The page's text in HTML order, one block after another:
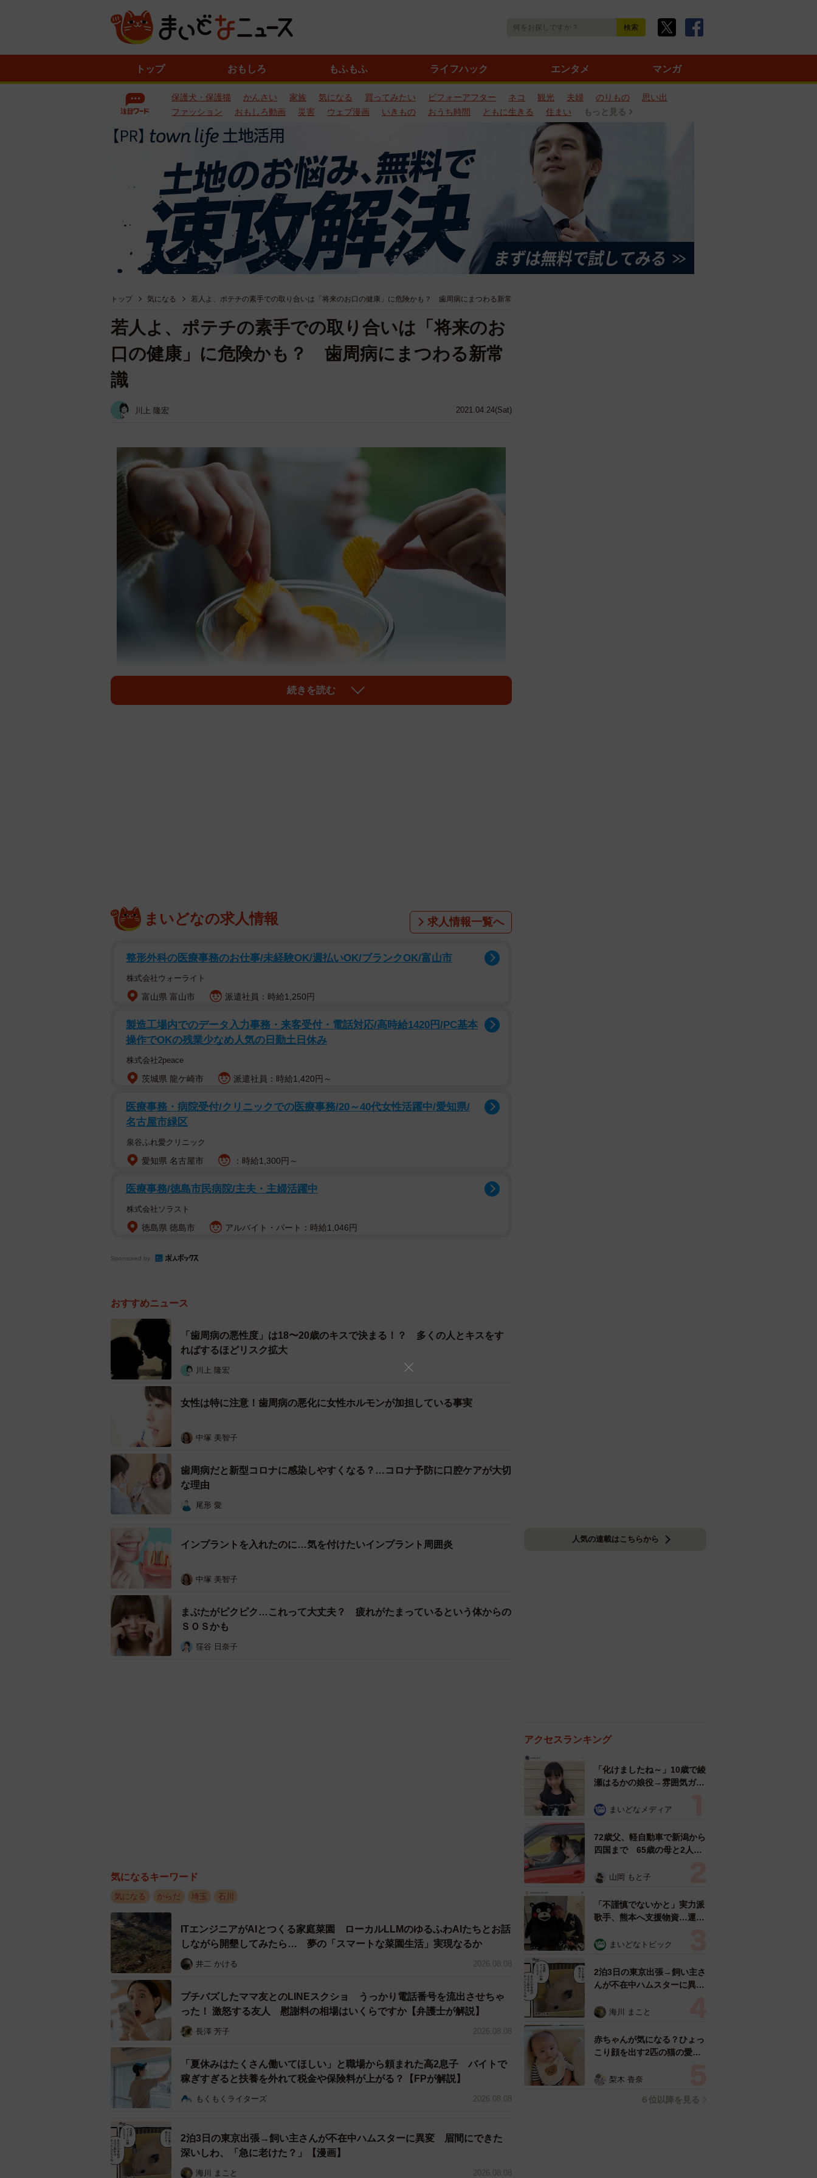
トップ おもしろ もふもふ ライフハック エンタメ マンガ
保護犬・保護猫 かんさい 家族 気になる 買ってみたい ビフォーアフター ネコ 観光 夫婦 のりもの
思い出
ファッション
おもしろ動画 災害 ウェブ漫画 いきもの おうち時間 ともに生きる 住まい もっと見る
トップ 気になる 若人よ、ポテチの素手での取り合いは「将来のお口の健康」に危険かも？ 歯周病にまつわる新常
2021.04.24(Sat)
若人よ、ポテチの素手での取り合いは「将来のお
口の健康」に危険かも？ 歯周病にまつわる新常
識
川上 隆宏
ささいなことでも感染する可能性がある歯周病菌
―そもそも、歯周病は「感染」する病気なのですね。
歯周病は歯と歯ぐきの間に繁殖する歯周病菌によって起きる病気です。炎症によって歯ぐき
や骨が破壊され、進行すると歯が抜けたり全身の健康に影響を及ぼします。
とめて「レッドコンプレックス」と呼んでいます。レッドコンプレックスの中で最も病原性
が高いのが「P. gingivalis」（以下P.g.菌）と呼ばれるものです。医学調査によりバラツキは
ありますが、15～40歳の健康な歯周組織を持つ口の中から20～50％の割合で、
されています。
歯周病菌は18歳から20歳のころ、口の中に定着します。ですのでキスなど感染しやすい行為
はこのころは避けた方が良い…というのが現在の「常識」です。
―歯周病は中高年の人が悩む病気と思っていました。若いころから気をつけないといけなか
こういった知識は、歯科医療業界では「21世紀の常識」として、歯科医師はもちろんのこ
と、歯科衛生士まで広まっています。歯周病については、20世紀で考えられていた常識は覆
が挙げられます。
―どのようなことをすると歯周病に感染しやすいのか、もう少し詳しく教えてください。
相手の唾液から菌をもらうわけですから、相手の唾液と接する行為が感染経路になります。
たとえばキスは直接感染ですから、最も危険な行為です。その他の偶発的（間接）唾液感染
には、他人と食べ物を介した感染が考えられます。
大皿に盛られた料理を直箸で取る行為がそれに当たります。また、ピザやお菓子、ポテトチ
ップスを数人で素手で取り合う、飲み物の回し飲みなども、全て感染の可能性があります。
ら、家族内で菌が移ることは多いです。
続きを読む
まいどなの求人情報 求人情報一覧へ
整形外科の医療事務のお仕事/未経験OK/週払いOK/ブランクOK/富山市
株式会社ウォーライト
富山県 富山市 派遣社員：時給1,250円
製造工場内でのデータ入力事務・来客受付・電話対応/高時給1420円/PC基本
操作でOKの残業少なめ人気の日勤土日休み
株式会社2peace
茨城県 龍ケ崎市 派遣社員：時給1,420円～
医療事務・病院受付/クリニックでの医療事務/20～40代女性活躍中/愛知県/
名古屋市緑区
泉谷ふれ愛クリニック
愛知県 名古屋市 ：時給1,300円～
医療事務/徳島市民病院/主夫・主婦活躍中
株式会社ソラスト
徳島県 徳島市 アルバイト・パート：時給1,046円
Sponsored by
おすすめニュース
「歯周病の悪性度」は18〜20歳のキスで決まる！？ 多くの人とキスをす
ればするほどリスク拡大
川上 隆宏
女性は特に注意！歯周病の悪化に女性ホルモンが加担している事実
中塚 美智子
歯周病だと新型コロナに感染しやすくなる？…コロナ予防に口腔ケアが大切
な理由
尾形 愛
インプラントを入れたのに…気を付けたいインプラント周囲炎
中塚 美智子
まぶたがピクピク…これって大丈夫？ 疲れがたまっているという体からの
ＳＯＳかも
窪谷 日奈子
気になるキーワード
気になる からだ 埼玉 石川
ITエンジニアがAIとつくる家庭菜園 ローカルLLMのゆるふわAIたちとお話
しながら開墾してみたら… 夢の「スマートな菜園生活」実現なるか
井二 かける 2026.08.08
プチバズしたママ友とのLINEスクショ うっかり電話番号を流出させちゃ
った！ 激怒する友人 慰謝料の相場はいくらですか【弁護士が解説】
長澤 芳子 2026.08.08
「夏休みはたくさん働いてほしい」と職場から頼まれた高2息子 バイトで
稼ぎすぎると扶養を外れて税金や保険料が上がる？【FPが解説】
もくもくライターズ 2026.08.08
2泊3日の東京出張→飼い主さんが不在中ハムスターに異変 眉間にできた
深いしわ、「急に老けた？」【漫画】
海川 まこと 2026.08.08
人気の連載はこちらから
アクセスランキング
「化けましたね～」10歳で綾
瀬はるかの娘役→雰囲気ガラ
雰囲気が」「宝塚に入れそ
まいどなメディア
72歳父、軽自動車で新潟から
四国まで 65歳の母と2人で
憩まで分刻み… 「大学生で
山岡 もと子
「不謹慎でないかと」実力派
歌手、熊本へ支援物資…運搬
めらい 「痛いほど伝わる」
まいどなトピック
2泊3日の東京出張→飼い主さ
んが不在中ハムスターに異
「急に老けた？」【漫画】
海川 まこと
赤ちゃんが気になる？ひょっ
こり顔を出す2匹の猫の愛ら
わいい構図あります？」「ベ
梨木 香奈
６位以降を見る